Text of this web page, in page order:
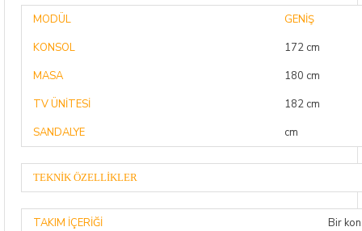
MODÜL
GENİŞ
KONSOL
172 cm
MASA
180 cm
TV ÜNİTESİ
182 cm
SANDALYE
cm
TEKNİK ÖZELLİKLER
TAKIM İÇERİĞİ
Bir